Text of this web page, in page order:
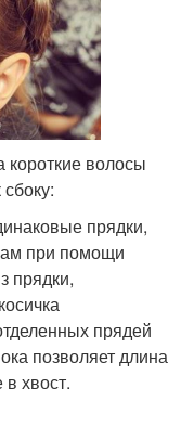
волосы
прядки,
при помощи
прядки,
прядей
позволяет длина
хвост.